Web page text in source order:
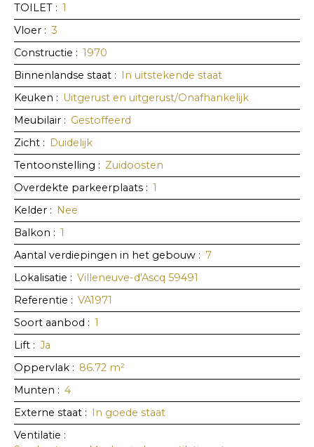
TOILET : 1
Vloer : 3
Constructie : 1970
Binnenlandse staat :
In uitstekende staat
Keuken : Uitgerust en uitgerust/Onafhankelijk
Meubilair : Gestoffeerd
Zicht :
Duidelijk
Tentoonstelling : Zuidoosten
Overdekte parkeerplaats : 1
Kelder :
Nee
Balkon : 1
Aantal verdiepingen in het gebouw : 7
Lokalisatie : Villeneuve-d'Ascq 59491
Referentie : VA1971
Soort aanbod : 1
Lift : Ja
Oppervlak : 86.72 m²
Munten : 4
Externe staat :
In goede staat
Ventilatie :